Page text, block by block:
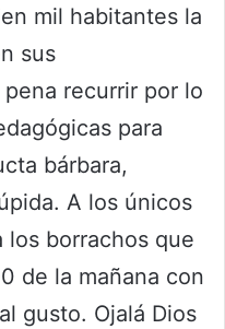
mil habitantes la
sus
recurrir por lo
para
bárbara,
A los únicos
los borrachos que
de la mañana con
gusto. Ojalá Dios